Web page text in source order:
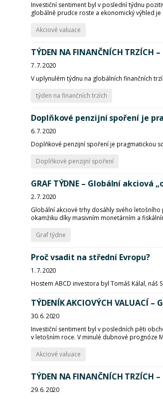
Investiční sentiment byl v poslední týdnu
globálně prudce roste a ekonomický výhled je
Akciové valuace
TÝDEN NA FINANČNÍCH
7. 7. 2020
V uplynulém týdnu na globálních finančních
týden na finančních trzích
Doplňkové penzijní spoření je
6. 7. 2020
Doplňkové penzijní spoření je pragmatickou
Doplňkové penzijní spoření
GRAF TÝDNE – Globální akciová
2. 7. 2020
Globální akciové trhy dosáhly svého
okamžiku díky masivním monetárním a
Graf týdne
Proč vsadit na střední Evropu?
1. 7. 2020
Hostem ABCD investora byl Tomáš Kálal, náš
TÝDENÍK AKCIOVÝCH
30. 6. 2020
Investiční sentiment byl v posledních pěti
v letošním roce. V minulé dubnové prognóze
Akciové valuace
TÝDEN NA FINANČNÍCH
29. 6. 2020